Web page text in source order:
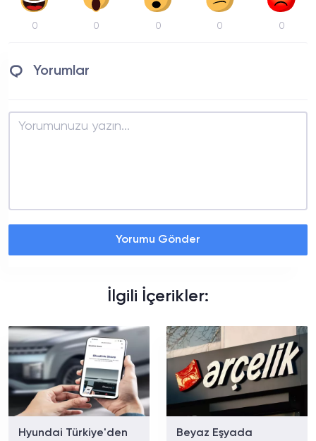
0 0 0 0 0
Yorumlar
Yorumu Gönder
İlgili İçerikler:
Hyundai Türkiye'den
Beyaz Eşyada